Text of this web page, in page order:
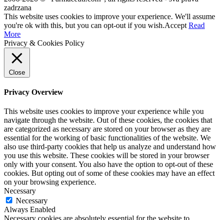
zadrzana
This website uses cookies to improve your experience. We'll assume
you're ok with this, but you can opt-out if you wish.Accept Read
More
Privacy & Cookies Policy
Close
Privacy Overview
This website uses cookies to improve your experience while you
navigate through the website. Out of these cookies, the cookies that
are categorized as necessary are stored on your browser as they are
essential for the working of basic functionalities of the website. We
also use third-party cookies that help us analyze and understand how
you use this website. These cookies will be stored in your browser
only with your consent. You also have the option to opt-out of these
cookies. But opting out of some of these cookies may have an effect
on your browsing experience.
Necessary
Necessary
Always Enabled